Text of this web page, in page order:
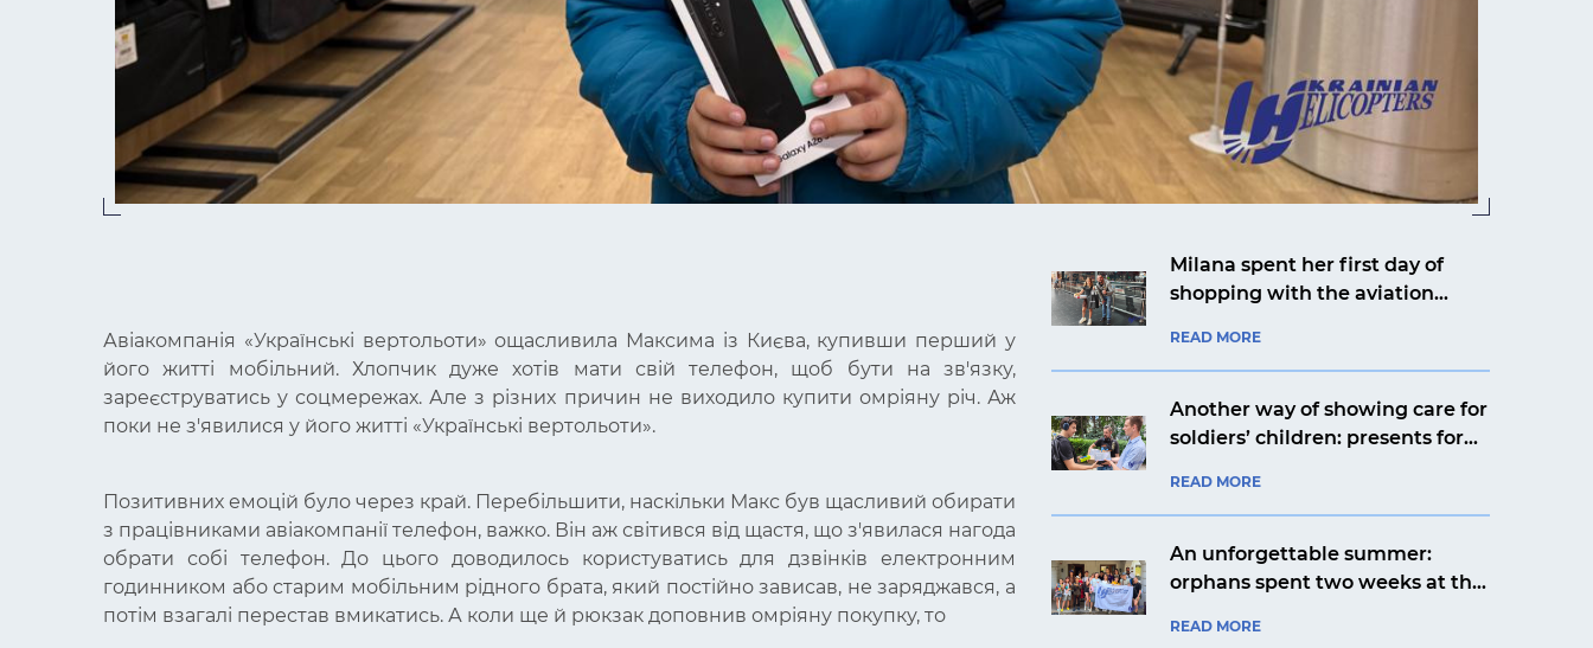
Авіакомпанія «Українські вертольоти» ощасливила Максима із Києва, купивши перший у
його житті мобільний. Хлопчик дуже хотів мати свій телефон, щоб бути на зв'язку,
зареєструватись у соцмережах. Але з різних причин не виходило купити омріяну річ. Аж
поки не з'явилися у його житті «Українські вертольоти».
Позитивних емоцій було через край. Перебільшити, наскільки Макс був щасливий обирати
з працівниками авіакомпанії телефон, важко. Він аж світився від щастя, що з'явилася нагода
обрати собі телефон. До цього доводилось користуватись для дзвінків електронним
годинником або старим мобільним рідного брата, який постійно зависав, не заряджався, а
потім взагалі перестав вмикатись. А коли ще й рюкзак доповнив омріяну покупку, то
Milana spent her first day of
shopping with the aviation
READ MORE
Another way of showing care for
soldiers’ children: presents for
aviation company
READ MORE
An unforgettable summer:
orphans spent two weeks at the
READ MORE